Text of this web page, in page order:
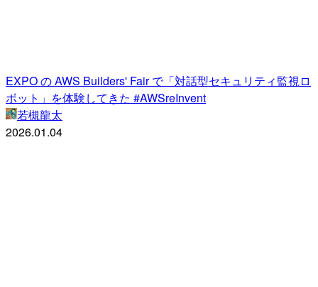
EXPO の AWS Builders' Fair で「対話型セキュリティ監視ロ
ボット」を体験してきた #AWSreInvent
若槻龍太
2026.01.04